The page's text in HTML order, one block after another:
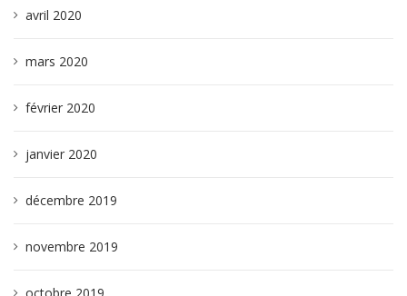
avril 2020
mars 2020
février 2020
janvier 2020
décembre 2019
novembre 2019